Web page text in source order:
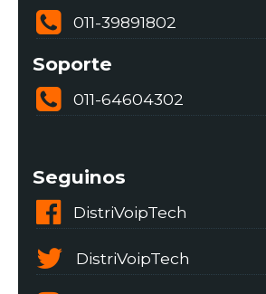
011-39891802
Soporte
011-64604302
Seguinos
DistriVoipTech
DistriVoipTech